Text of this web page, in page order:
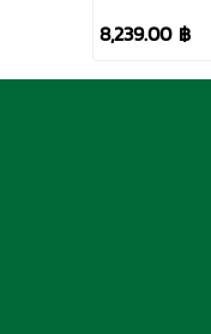
8,239.00 ฿